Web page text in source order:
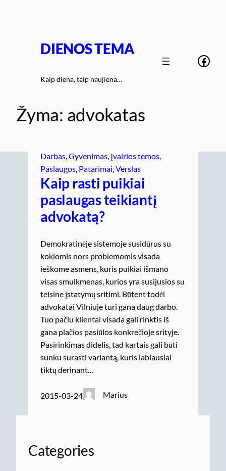
DIENOS TEMA
Kaip diena, taip naujiena…
Žyma: advokatas
Darbas Gyvenimas Įvairios temos
Paslaugos Patarimai Verslas
Kaip rasti puikiai
paslaugas teikiantį
advokatą?
Demokratinėje sistemoje susidūrus su
kokiomis nors problemomis visada
ieškome asmens, kuris puikiai išmano
visas smulkmenas, kurios yra susijusios su
teisine įstatymų sritimi. Būtent todėl
advokatai Vilniuje turi gana daug darbo.
Tuo pačiu klientai visada gali rinktis iš
gana plačios pasiūlos konkrečioje srityje.
Pasirinkimas didelis, tad kartais gali būti
sunku surasti variantą, kuris labiausiai
tiktų derinant…
2015-03-24 Marius
Categories